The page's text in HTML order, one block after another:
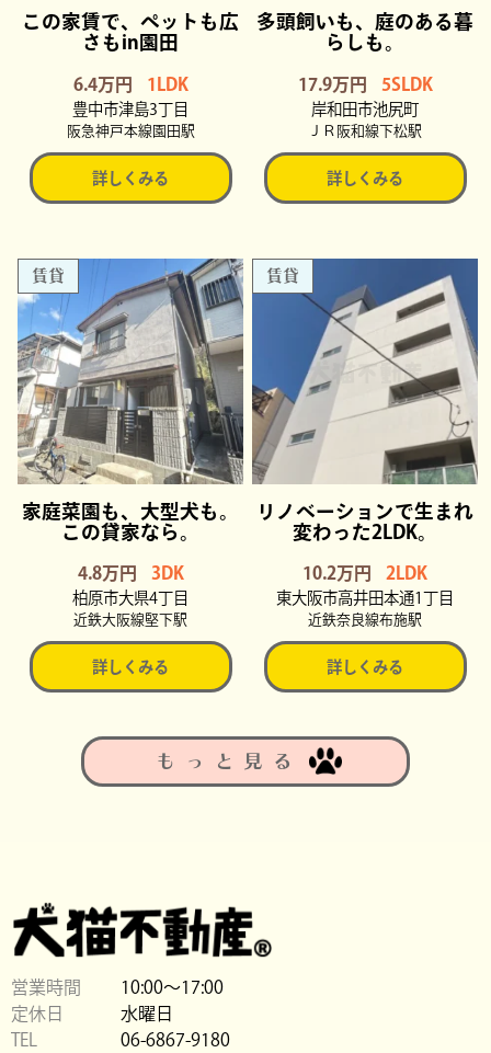
この家賃で、ペットも広
さもin園田
6.4万円 1LDK
豊中市津島3丁目
阪急神戸本線園田駅
詳しくみる
多頭飼いも、庭のある暮
らしも。
17.9万円 5SLDK
岸和田市池尻町
ＪＲ阪和線下松駅
詳しくみる
賃貸
家庭菜園も、大型犬も。
この貸家なら。
4.8万円 3DK
柏原市大県4丁目
近鉄大阪線堅下駅
詳しくみる
賃貸
リノベーションで生まれ
変わった2LDK。
10.2万円 2LDK
東大阪市高井田本通1丁目
近鉄奈良線布施駅
詳しくみる
もっと見る
営業時間
10:00〜17:00
定休日
水曜日
TEL
06-6867-9180